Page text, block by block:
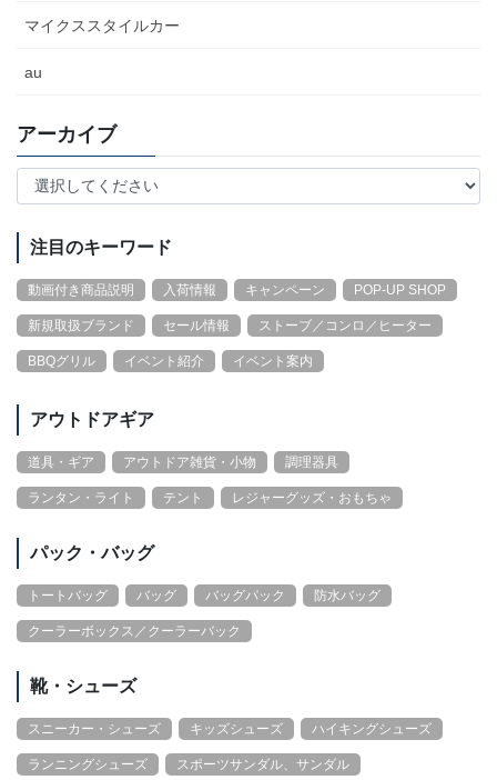
マイクススタイルカー
au
アーカイブ
注目のキーワード
動画付き商品説明 入荷情報 キャンペーン POP-UP SHOP
新規取扱ブランド セール情報 ストーブ／コンロ／ヒーター
BBQグリル イベント紹介 イベント案内
アウトドアギア
道具・ギア アウトドア雑貨・小物 調理器具
ランタン・ライト テント レジャーグッズ・おもちゃ
パック・バッグ
トートバッグ バッグ バッグパック 防水バッグ
クーラーボックス／クーラーバック
靴・シューズ
スニーカー・シューズ キッズシューズ ハイキングシューズ
ランニングシューズ スポーツサンダル、サンダル